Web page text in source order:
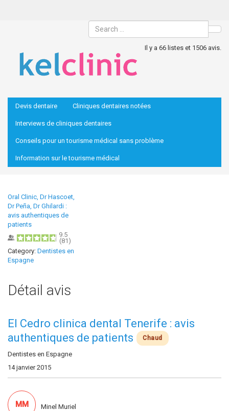
Il y a 66 listes et 1506 avis.
Devis dentaire Cliniques dentaires notées
Interviews de cliniques dentaires
Conseils pour un tourisme médical sans problème
Information sur le tourisme médical
Oral Clinic, Dr Hascoet,
Dr Peña, Dr Ghilardi :
avis authentiques de
patients
9.5
(81 )
Category: Dentistes en
Espagne
Détail avis
El Cedro clinica dental Tenerife : avis
authentiques de patients
Chaud
Dentistes en Espagne
14 janvier 2015
MM Minel Muriel